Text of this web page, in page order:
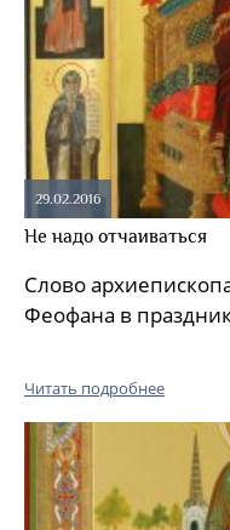
29.02.2016
Не надо отчаиваться
Слово
Феофана в
Читать подробнее